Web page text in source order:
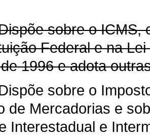
sobre o ICMS,
Federal e na
1996 e adota
sobre o
de Mercadorias e
Interestadual e